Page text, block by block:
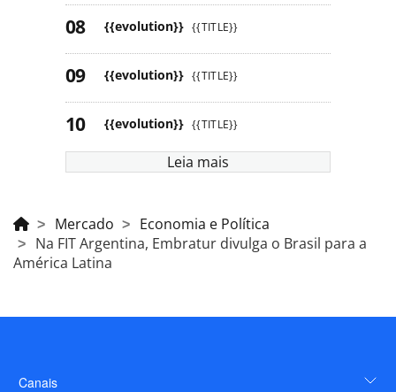
{{evolution}} {{TITLE}}
{{evolution}} {{TITLE}}
{{evolution}} {{TITLE}}
Leia mais
Mercado
Economia e Política
Na FIT Argentina, Embratur divulga o Brasil para a
América Latina
Canais